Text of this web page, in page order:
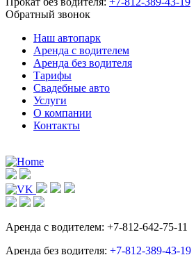
Обратный звонок
Наш автопарк
Аренда с водителем
Аренда без водителя
Тарифы
Свадебные авто
Услуги
О компании
Контакты
Аренда с водителем: +7-812-642-75-11
Аренда без водителя: +7-812-389-43-19